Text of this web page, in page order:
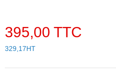
395,00 TTC
329,17HT